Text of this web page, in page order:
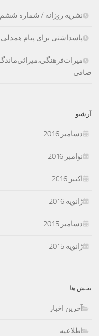
نشریه روزانه / شماره ششم / ۲۶
پاسداشتی برای پیام
صافی
آرشیو
دسامبر 2016
نوامبر 2016
اکتبر 2016
ژانویه 2016
دسامبر 2015
ژانویه 2015
بخش ها
آخرین اخبار
اطلاعیه